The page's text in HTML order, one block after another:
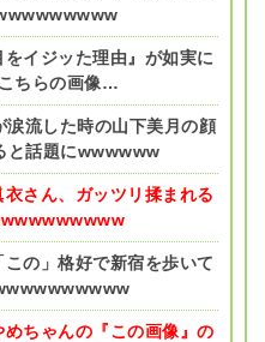
をイジッた理由』が如実に
ちらの画像…
涙流した時の山下美月の顔
と話題にwwwwww
衣さん、ガッツリ揉まれる
この」格好で新宿を歩いて
めちゃんの『この画像』の